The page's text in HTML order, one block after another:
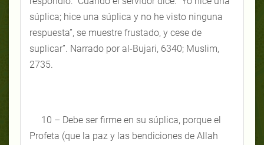
súplica; hice una súplica y no he visto ninguna
respuesta”, se muestre frustado, y cese de
suplicar”. Narrado por al-Bujari, 6340; Muslim,
2735.
10 – Debe ser firme en su súplica, porque el
Profeta (que la paz y las bendiciones de Allah